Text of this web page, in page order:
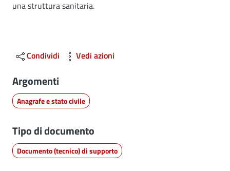
una struttura sanitaria.
Condividi Vedi azioni
Argomenti
Anagrafe e stato civile
Tipo di documento
Documento (tecnico) di supporto